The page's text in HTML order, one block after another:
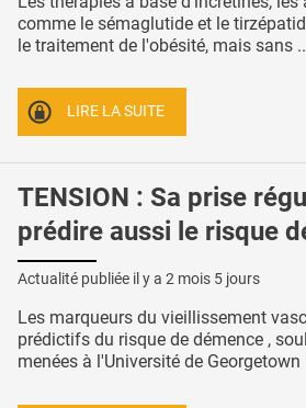
comme le sémaglutide et le
le traitement de l'obésité, mais sans
LIRE LA SUITE
TENSION : Sa prise
prédire aussi le risque
Actualité publiée il y a 2 mois 5 jours
Les marqueurs du vieillissement
prédictifs du risque de démence ,
menées à l'Université de Georgetown